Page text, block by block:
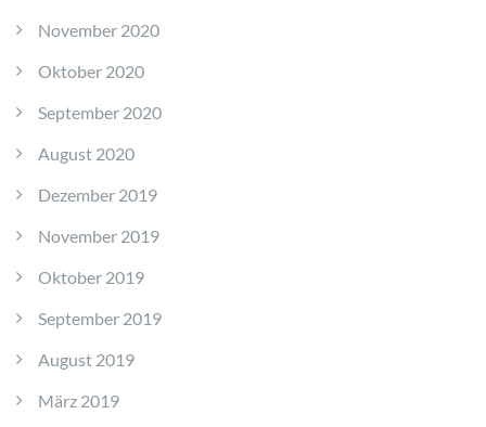
November 2020
Oktober 2020
September 2020
August 2020
Dezember 2019
November 2019
Oktober 2019
September 2019
August 2019
März 2019